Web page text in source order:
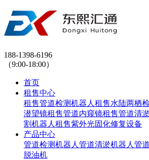
188-1398-6196
（9:00-18:00）
首页
租售中心
租售管道检测机器人 租售水陆两栖
潜望镜租售管道内窥镜租售管道清
割机器人 租售紫外光固化修复设备
产品中心
管道检测机器人 管道清淤机器人 管
脱油机